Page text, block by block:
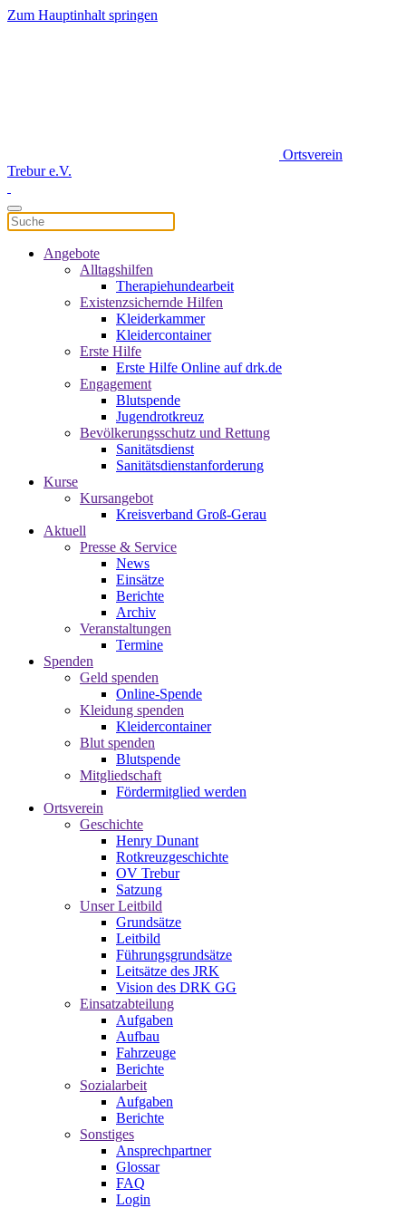
Zum Hauptinhalt springen
Ortsverein
Trebur e.V.
Angebote
Alltagshilfen
Therapiehundearbeit
Existenzsichernde Hilfen
Kleiderkammer
Kleidercontainer
Erste Hilfe
Erste Hilfe Online auf drk.de
Engagement
Blutspende
Jugendrotkreuz
Bevölkerungsschutz und Rettung
Sanitätsdienst
Sanitätsdienstanforderung
Kurse
Kursangebot
Kreisverband Groß-Gerau
Aktuell
Presse & Service
News
Einsätze
Berichte
Archiv
Veranstaltungen
Termine
Spenden
Geld spenden
Online-Spende
Kleidung spenden
Kleidercontainer
Blut spenden
Blutspende
Mitgliedschaft
Fördermitglied werden
Ortsverein
Geschichte
Henry Dunant
Rotkreuzgeschichte
OV Trebur
Satzung
Unser Leitbild
Grundsätze
Leitbild
Führungsgrundsätze
Leitsätze des JRK
Vision des DRK GG
Einsatzabteilung
Aufgaben
Aufbau
Fahrzeuge
Berichte
Sozialarbeit
Aufgaben
Berichte
Sonstiges
Ansprechpartner
Glossar
FAQ
Login